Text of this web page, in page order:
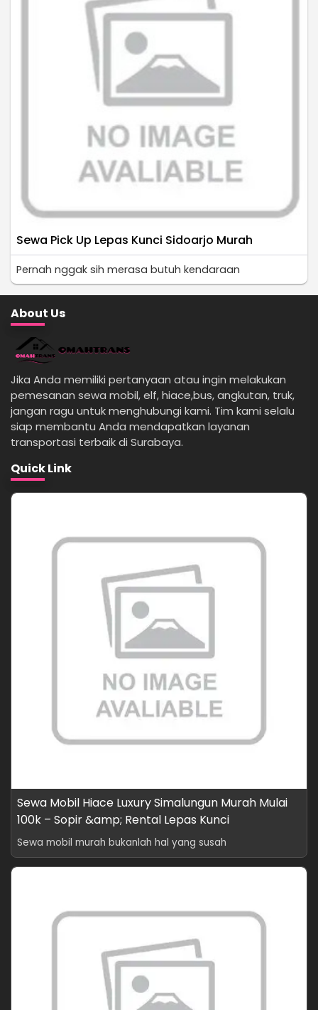
Sewa Pick Up Lepas Kunci Sidoarjo Murah
Pernah nggak sih merasa butuh kendaraan
About Us
Jika Anda memiliki pertanyaan atau ingin melakukan
pemesanan sewa mobil, elf, hiace,bus, angkutan, truk,
jangan ragu untuk menghubungi kami. Tim kami selalu
siap membantu Anda mendapatkan layanan
transportasi terbaik di Surabaya.
Quick Link
Sewa Mobil Hiace Luxury Simalungun Murah Mulai
100k – Sopir &amp; Rental Lepas Kunci
Sewa mobil murah bukanlah hal yang susah